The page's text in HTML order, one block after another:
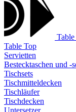
Table Top
Servietten
Bestecktaschen und -
Tischsets
Tischmitteldecken
Tischläufer
Tischdecken